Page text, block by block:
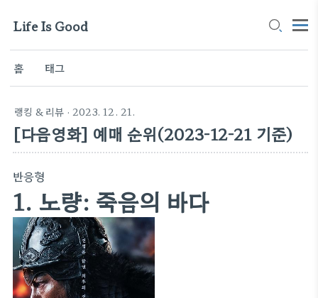
Life Is Good
홈 태그
랭킹 & 리뷰 · 2023. 12. 21.
[다음영화] 예매 순위(2023-12-21 기준)
반응형
1. 노량: 죽음의 바다